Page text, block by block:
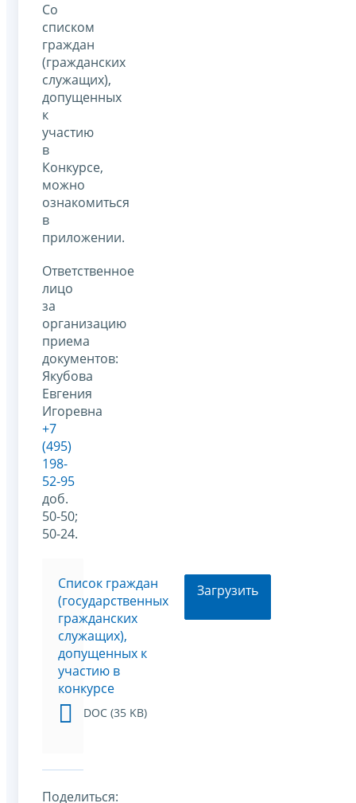
Со
списком
граждан
(гражданских
служащих),
допущенных
к
участию
в
Конкурсе,
можно
ознакомиться
в
приложении.
Ответственное
лицо
за
организацию
приема
документов:
Якубова
Евгения
Игоревна
+7
(495)
198-
52-95
доб.
50-50;
50-24.
Список граждан
(государственных
гражданских
служащих),
допущенных к
участию в
конкурсе
DOC (35 KB)
Загрузить
Поделиться: